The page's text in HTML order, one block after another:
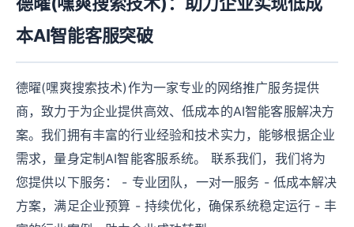
本AI智能客服突破
德曜(嘿爽搜索技术)作为一家专业的网络推广服务提供
商，致力于为企业提供高效、低成本的AI智能客服解决方
案。我们拥有丰富的行业经验和技术实力，能够根据企业
需求，量身定制AI智能客服系统。 联系我们，我们将为
您提供以下服务： - 专业团队，一对一服务 - 低成本解决
方案，满足企业预算 - 持续优化，确保系统稳定运行 - 丰